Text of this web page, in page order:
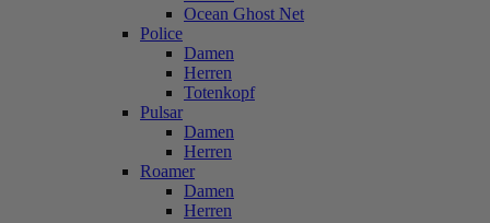
Ocean Ghost Net
Police
Damen
Herren
Totenkopf
Pulsar
Damen
Herren
Roamer
Damen
Herren